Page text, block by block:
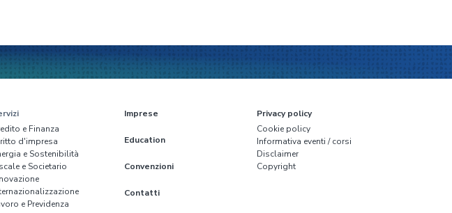
e Finanza
d'impresa
e Sostenibilità
e Societario
e Previdenza
Imprese
Education
Convenzioni
Contatti
Privacy policy
Cookie policy
Informativa eventi / corsi
Disclaimer
Copyright